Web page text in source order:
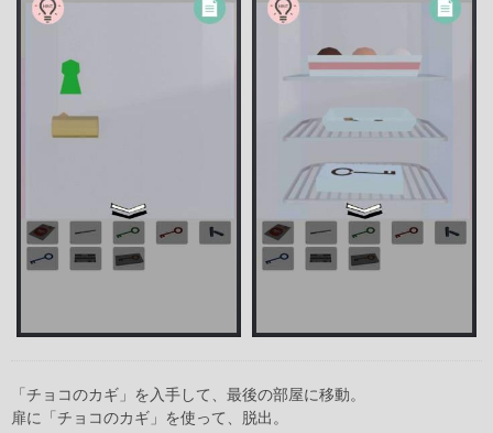
「チョコのカギ」を入手して、最後の部屋に移動。
扉に「チョコのカギ」を使って、脱出。